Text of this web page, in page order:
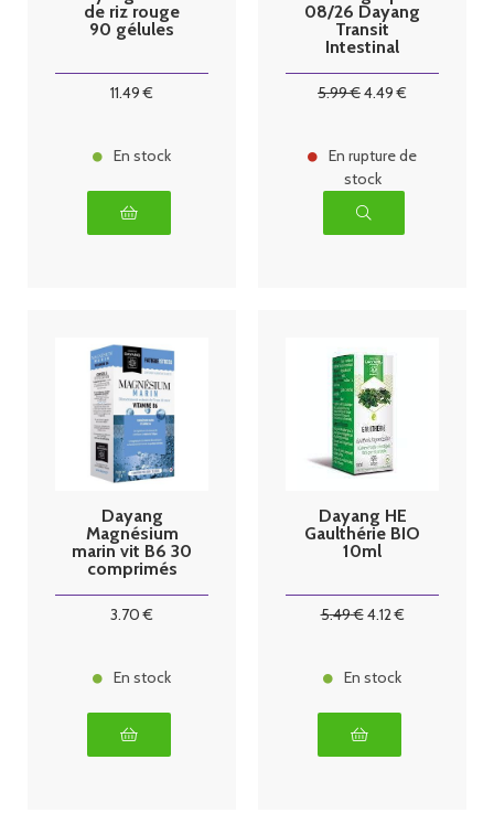
de riz rouge
90 gélules
11.49 €
En stock
08/26 Dayang
Transit
Intestinal
5.99€4.49 €
En rupture de
stock
Dayang
Magnésium
marin vit B6 30
comprimés
3.70 €
En stock
Dayang HE
Gaulthérie BIO
10ml
5.49€4.12€
En stock